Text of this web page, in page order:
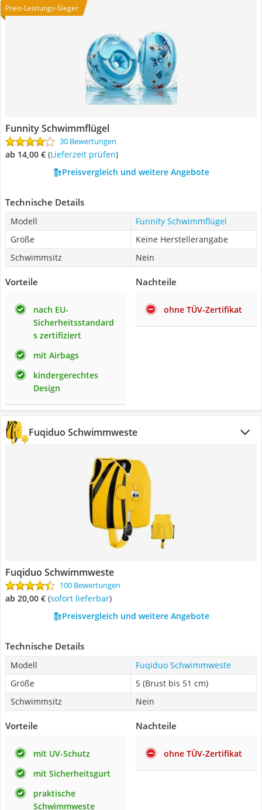
Preis-Leistungs-Sieger
Funnity Schwimmflügel
30 Bewertungen
ab 14,00 € (Lieferzeit prüfen)
Preisvergleich und weitere Angebote
Technische Details
Modell
Funnity Schwimmflügel
Größe
Keine Herstellerangabe
Schwimmsitz
Nein
Vorteile
nach EU-
Sicherheitsstandard
s zertifiziert
mit Airbags
kindergerechtes
Design
Nachteile
ohne TÜV-Zertifikat
Fuqiduo Schwimmweste
Fuqiduo Schwimmweste
100 Bewertungen
ab 20,00 € ( Sofort lieferbar)
Preisvergleich und weitere Angebote
Technische Details
Modell
Fuqiduo Schwimmweste
Größe
S (Brust bis 51 cm)
Schwimmsitz
Nein
Vorteile
mit UV-Schutz
mit Sicherheitsgurt
praktische
Schwimmweste
Nachteile
ohne TÜV-Zertifikat